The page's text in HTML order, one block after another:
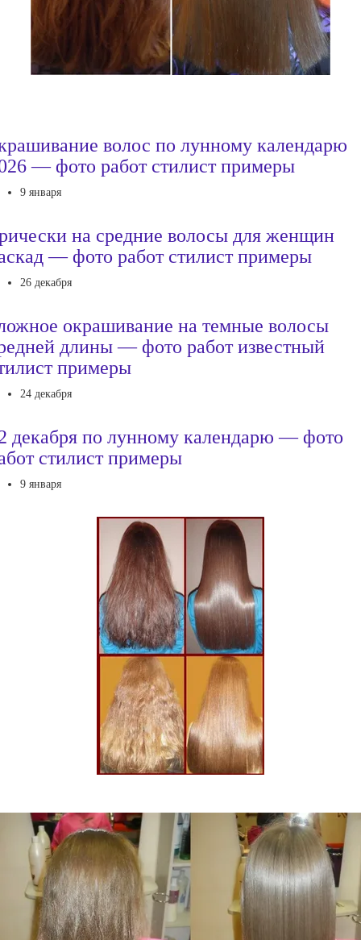
волос по лунному календарю
— фото работ стилист примеры
9 января
на средние волосы для женщин
— фото работ стилист примеры
26 декабря
окрашивание на темные волосы
длины — фото работ известный
примеры
24 декабря
декабря по лунному календарю — фото
стилист примеры
9 января